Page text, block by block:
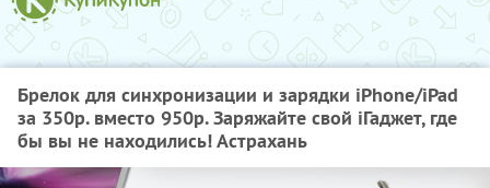
Брелок для синхронизации и зарядки iPhone/iPad
за 350р. вместо 950р. Заряжайте свой iГаджет, где
бы вы не находились! Астрахань